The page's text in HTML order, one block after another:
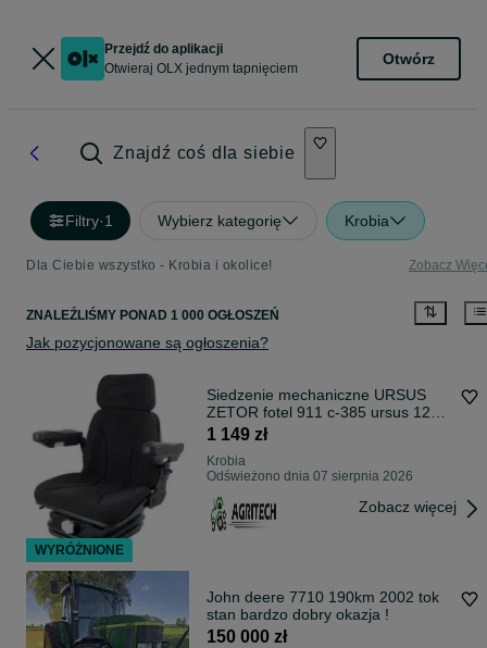
Przejdź do aplikacji
Otwieraj OLX jednym tapnięciem
Otwórz
Znajdź coś dla siebie
Filtry·1 Wybierz kategorię Krobia
Dla Ciebie wszystko - Krobia i okolice! Zobacz
ZNALEŹLIŚMY PONAD 1 000 OGŁOSZEŃ
Jak pozycjonowane są ogłoszenia?
Siedzenie mechaniczne URSUS
ZETOR fotel 911 c-385 ursus 1224
Okazja !
1 149 zł
Krobia
Odświeżono dnia 07 sierpnia 2026
Zobacz więcej
John deere 7710 190km 2002 tok
stan bardzo dobry okazja !
150 000 zł
WYRÓŻNIONE